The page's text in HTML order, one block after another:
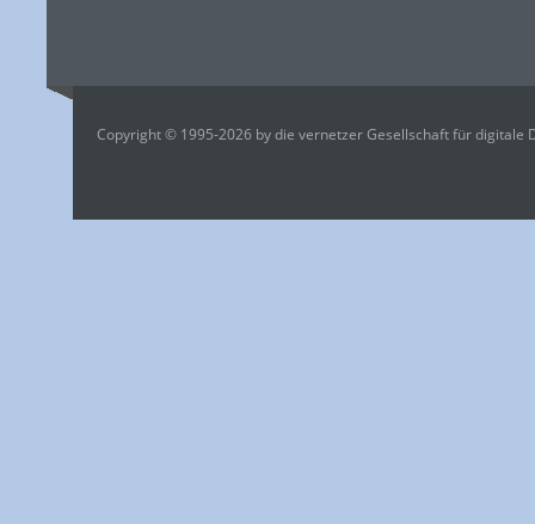
Copyright © 1995-2026 by die vernetzer Gesellschaft für digitale